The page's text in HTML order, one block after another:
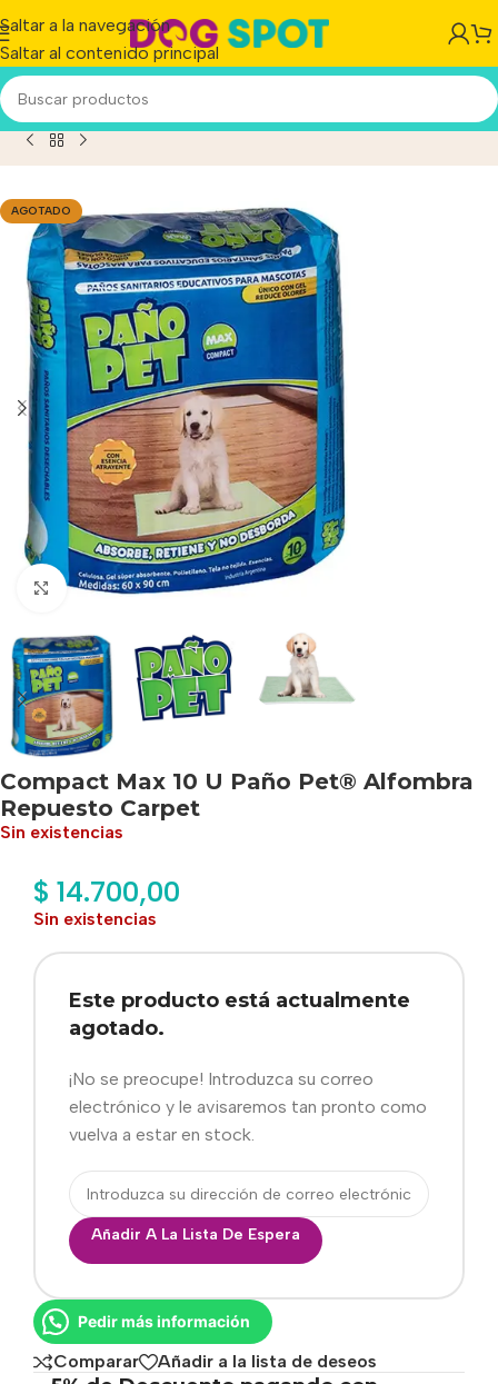
Saltar a la navegación
Saltar al contenido principal
/Compact Max 10 U Paño Pet® Alfombra Repuesto Carpet
AGOTADO
Haga clic para ampliar
Compact Max 10 U Paño Pet® Alfombra
Repuesto Carpet
Sin existencias
$ 14.700,00
Sin existencias
Este producto está actualmente
agotado.
¡No se preocupe! Introduzca su correo
electrónico y le avisaremos tan pronto como
vuelva a estar en stock.
Añadir A La Lista De Espera
Pedir más información
Comparar Añadir a la lista de deseos